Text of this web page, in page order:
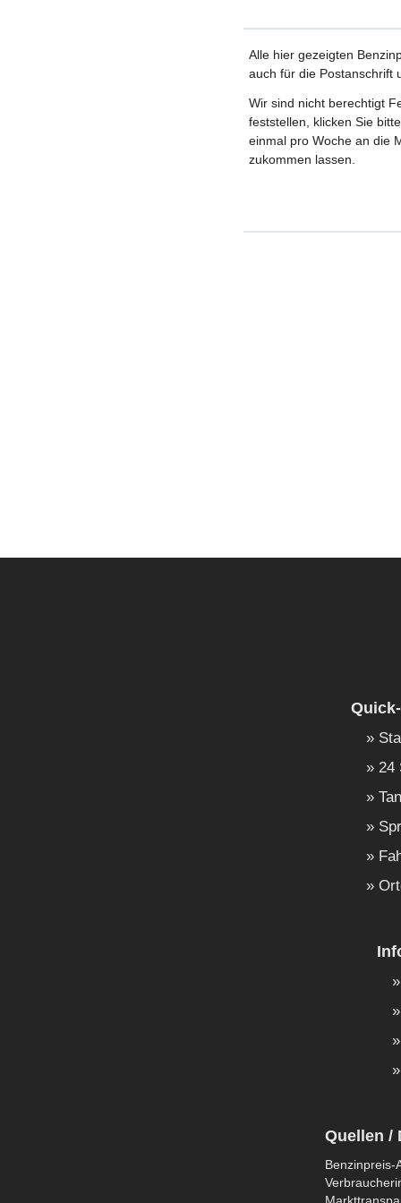
Alle hier gezeigten
auch für die Postanschrift
Wir sind nicht berechtigt
feststellen, klicken Sie
einmal pro Woche an die
zukommen lassen.
24
Quellen /
Benzinpreis-